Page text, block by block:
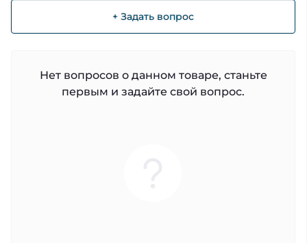
+ Задать вопрос
Нет вопросов о данном товаре, станьте
первым и задайте свой вопрос.